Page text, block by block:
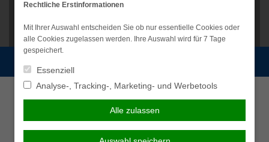
Beratungstermin vereinbaren
Ich wünsche eine
persönliche Beratung und
Berater aufnehmen.
Ich verzichte auf eine
Seite fortfahren.
Rechtliche Erstinformationen
Mit Ihrer Auswahl entscheiden Sie ob nur essentielle Cookies oder
alle Cookies zugelassen werden. Ihre Auswahl wird für 7 Tage
gespeichert.
Essenziell
Analyse-, Tracking-, Marketing- und Werbetools
Alle zulassen